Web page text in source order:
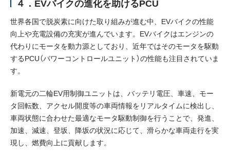
世界各国で脱炭素に向けた取り組みが進む中、EVバイクの性能
向上や充電設備の充実が進んでいます。EVバイクはエンジンの
代わりにモータを動力源としており、近年ではそのモータを駆動
するPCU（パワーコントロールユニット）の性能も注目されていま
す。
新電元の二輪EV用制御ユニットは、バッテリ電圧、車速、モー
タ回転数、アクセル開度等の車両情報をリアルタイムに検出し、
車両状態に合わせた最適なモータ駆動制御を行うことで、発進、
加速、減速、登坂、降坂の状況に応じて、滑らかな車両走行を実
現し、燃費向上に貢献します。